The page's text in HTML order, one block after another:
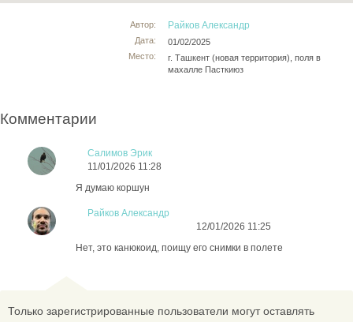
Автор:
Дата:
Место:
Райков Александр
01/02/2025
г. Ташкент (новая территория), поля в
махалле Пасткиюз
Комментарии
Салимов Эрик
11/01/2026 11:28
Я думаю коршун
Райков Александр
12/01/2026 11:25
Нет, это канюкоид, поищу его снимки в полете
Только зарегистрированные пользователи могут оставлять